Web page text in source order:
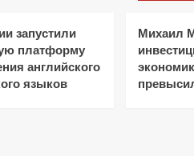
запустили
платформу
английского
языков
Михаил